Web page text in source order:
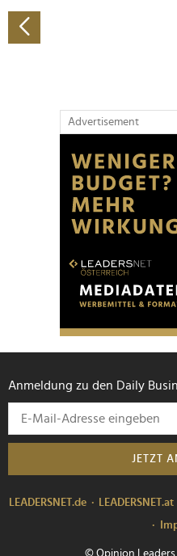
haben oder die sie im
gesammelt haben.
Advertisement
Anmeldung zu den Daily
JETZT
LEADERSNET.de LEADERSNET.at